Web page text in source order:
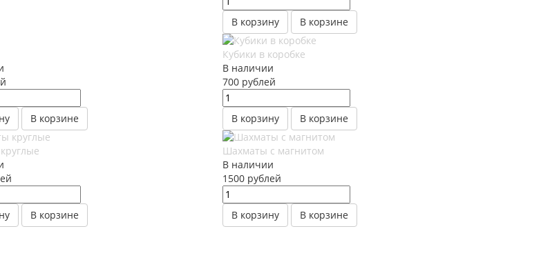
В корзину В корзине
В корзине
Кубики в коробке
В наличии
700 рублей
В корзину В корзине
В корзине
Шахматы с магнитом
В наличии
1500 рублей
В корзину В корзине